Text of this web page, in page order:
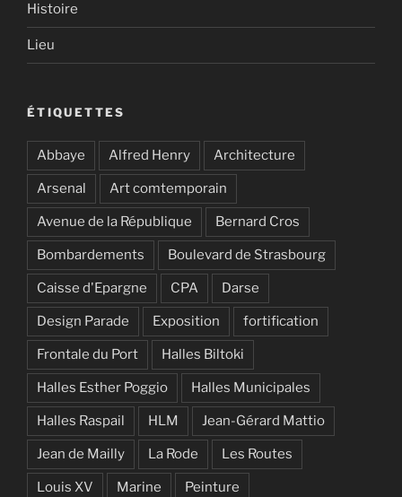
Histoire
Lieu
ÉTIQUETTES
Abbaye Alfred Henry Architecture
Arsenal Art comtemporain
Avenue de la République Bernard Cros
Bombardements Boulevard de Strasbourg
Caisse d'Epargne CPA Darse
Design Parade Exposition fortification
Frontale du Port Halles Biltoki
Halles Esther Poggio Halles Municipales
Halles Raspail HLM Jean-Gérard Mattio
Jean de Mailly La Rode Les Routes
Louis XV Marine Peinture